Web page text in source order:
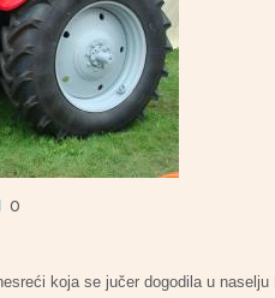
0
koja se jučer dogodila u